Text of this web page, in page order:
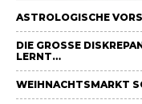
ASTROLOGISCHE
DIE GROSSE
ERNT…
WEIHNACHTSMARKT